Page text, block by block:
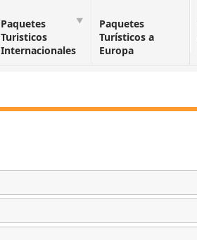
Paquetes
Turisticos
Internacionales
Paquetes
Turísticos a
Europa